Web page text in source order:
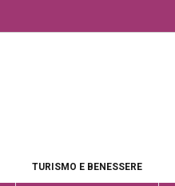
TURISMO E BENESSERE